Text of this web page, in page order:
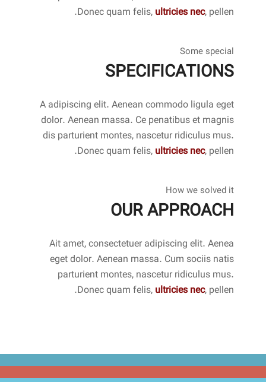
Donec quam felis, ultricies nec, pellen.
Some special
SPECIFICATIONS
A adipiscing elit. Aenean commodo ligula eget
dolor. Aenean massa. Ce penatibus et magnis
dis parturient montes, nascetur ridiculus mus.
Donec quam felis, ultricies nec, pellen.
How we solved it
OUR APPROACH
Ait amet, consectetuer adipiscing elit. Aenea
eget dolor. Aenean massa. Cum sociis natis
parturient montes, nascetur ridiculus mus.
Donec quam felis, ultricies nec, pellen.